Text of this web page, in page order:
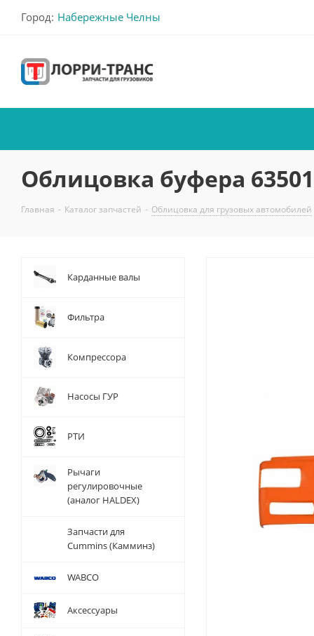
Город: Набережные Челны
Облицовка буфера
Главная - Каталог запчастей - Облицовка для грузовых автомобилей
Карданные валы
Фильтра
Компрессора
Насосы ГУР
РТИ
Рычаги
регулировочные
(аналог HALDEX)
Запчасти для
Cummins (Камминз)
WABCO
Аксессуары